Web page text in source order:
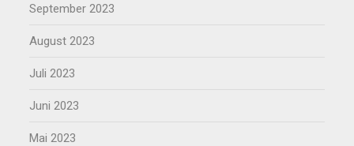
September 2023
August 2023
Juli 2023
Juni 2023
Mai 2023